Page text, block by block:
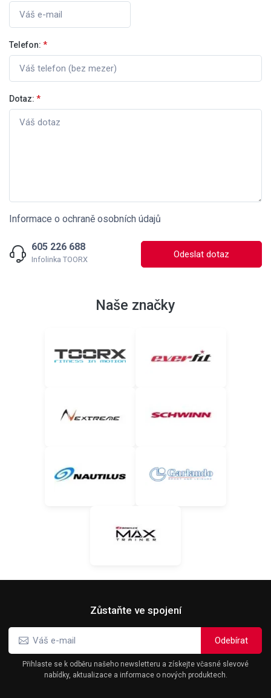
Telefon: *
Dotaz: *
Informace o ochraně osobních údajů
605 226 688
Infolinka TOORX Odeslat dotaz
Naše značky
Zůstaňte ve spojení
Přihlaste se k odběru našeho newsletteru a získejte včasné slevové
nabídky, aktualizace a informace o nových produktech.